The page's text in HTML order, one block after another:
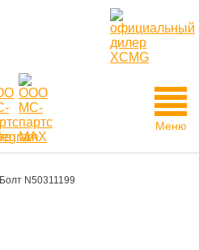
Меню
Болт N50311199